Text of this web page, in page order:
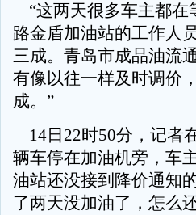
“这两天很多车主都在
路金盾加油站的工作人
三成。青岛市成品油流
有像以往一样及时调价
成。”
14日22时50分，记者
辆车停在加油机旁，车
油站还没接到降价通知
了两天没加油了，怎么